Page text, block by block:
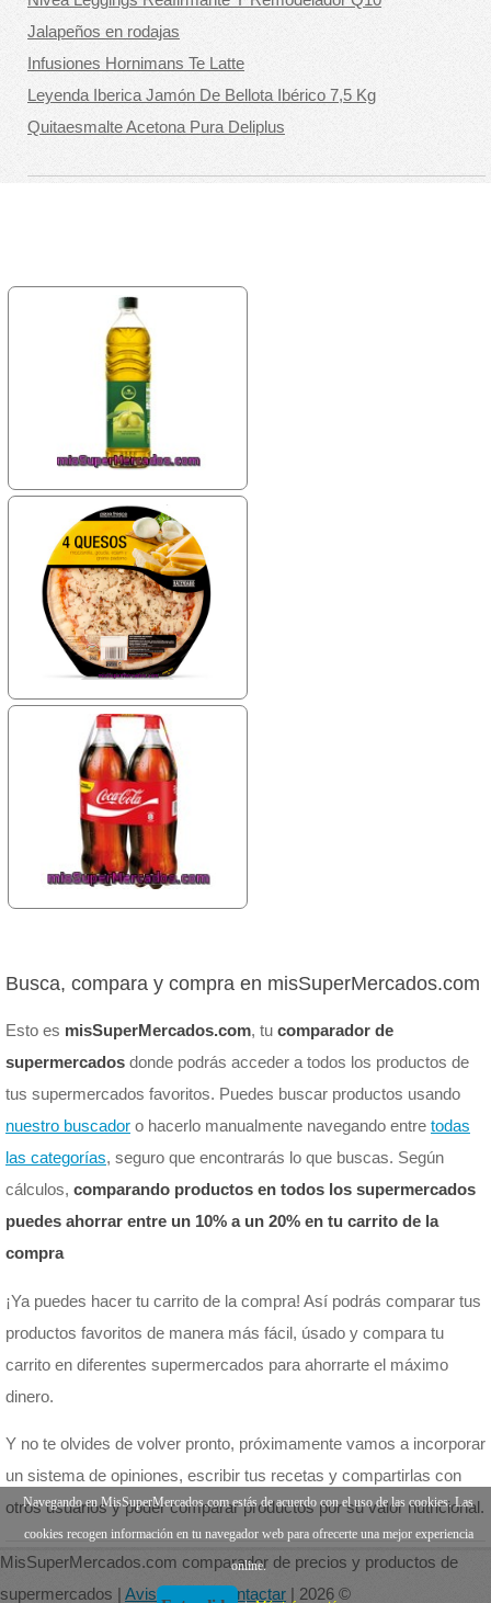
Jalapeños en rodajas
Infusiones Hornimans Te Latte
Leyenda Iberica Jamón De Bellota Ibérico 7,5 Kg
Quitaesmalte Acetona Pura Deliplus
Busca, compara y compra en misSuperMercados.com
Esto es misSuperMercados.com, tu comparador de
supermercados donde podrás acceder a todos los productos de
tus supermercados favoritos. Puedes buscar productos usando
nuestro buscador o hacerlo manualmente navegando entre todas
las categorías, seguro que encontrarás lo que buscas. Según
cálculos, comparando productos en todos los supermercados
puedes ahorrar entre un 10% a un 20% en tu carrito de la
compra
¡Ya puedes hacer tu carrito de la compra! Así podrás comparar tus
productos favoritos de manera más fácil, úsado y compara tu
carrito en diferentes supermercados para ahorrarte el máximo
dinero.
Y no te olvides de volver pronto, próximamente vamos a incorporar
un sistema de opiniones, escribir tus recetas y compartirlas con
otros usuarios y poder comparar productos por su valor nutricional.
MisSuperMercados.com comparador de precios y productos de
supermercados | Aviso legal Contactar | 2026 ©
Navegando en MisSuperMercados.com estás de acuerdo con el uso de las cookies. Las
cookies recogen información en tu navegador web para ofrecerte una mejor experiencia
online.